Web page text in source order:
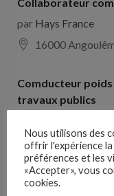
Collaborateur
par Hays France
16000
Comducteur
travaux publics
les landes de
28000€ –40000
Nous utilisons des
offrir l'expérience
préférences et les
«Accepter», vous
cookies.